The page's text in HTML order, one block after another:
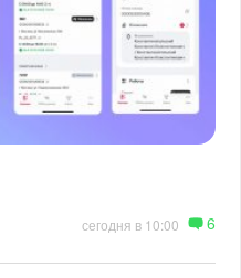
сегодня в 10:00 6